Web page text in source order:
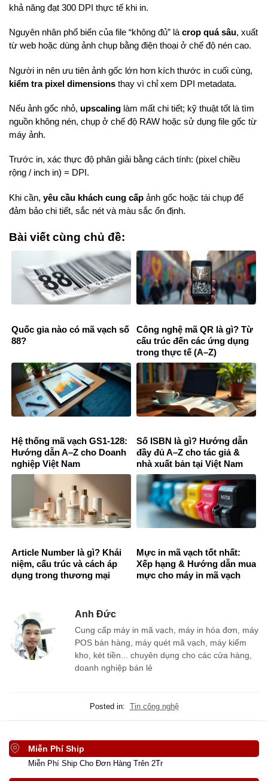
khả năng đạt 300 DPI thực tế khi in.
Nguyên nhân phổ biến của file “không đủ” là crop quá sâu, xuất
từ web hoặc dùng ảnh chụp bằng điện thoại ở chế độ nén cao.
Người in nên ưu tiên ảnh gốc lớn hơn kích thước in cuối cùng,
kiểm tra pixel dimensions thay vì chỉ xem DPI metadata.
Nếu ảnh gốc nhỏ, upscaling làm mất chi tiết; kỹ thuật tốt là tìm
nguồn không nén, chụp ở chế độ RAW hoặc sử dụng file gốc từ
máy ảnh.
Trước in, xác thực độ phân giải bằng cách tính: (pixel chiều
rộng / inch in) = DPI.
Khi cần, yêu cầu khách cung cấp ảnh gốc hoặc tái chụp để
đảm bảo chi tiết, sắc nét và màu sắc ổn định.
Bài viết cùng chủ đề:
Quốc gia nào có mã vạch số
88?
Công nghệ mã QR là gì? Từ
cấu trúc đến các ứng dụng
trong thực tế (A–Z)
Hệ thống mã vạch GS1-128:
Hướng dẫn A–Z cho Doanh
nghiệp Việt Nam
Số ISBN là gì? Hướng dẫn
đầy đủ A–Z cho tác giả &
nhà xuất bản tại Việt Nam
Article Number là gì? Khái
niệm, cấu trúc và cách áp
dụng trong thương mại
Mực in mã vạch tốt nhất:
Xếp hạng & Hướng dẫn mua
mực cho máy in mã vạch
Anh Đức
Cung cấp máy in mã vạch, máy in hóa đơn, máy
POS bán hàng, máy quét mã vạch, máy kiểm
kho, két tiền... chuyên dụng cho các cửa hàng,
doanh nghiệp bán lẻ
Posted in: Tin công nghệ
Miễn Phí Ship
Miễn Phí Ship Cho Đơn Hàng Trên 2Tr